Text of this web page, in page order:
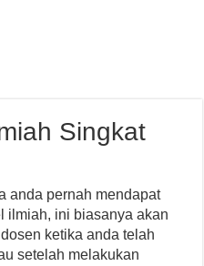
Singkat
anda pernah mendapat
ilmiah, ini biasanya akan
ketika anda telah
setelah melakukan